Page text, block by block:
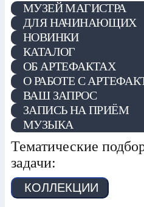
МУЗЕЙ МАГИСТРА
ДЛЯ НАЧИНАЮЩИХ
НОВИНКИ
КАТАЛОГ
ОБ АРТЕФАКТАХ
О РАБОТЕ С
ВАШ ЗАПРОС
ЗАПИСЬ НА ПРИЁМ
МУЗЫКА
Тематические
задачи:
КОЛЛЕКЦИИ